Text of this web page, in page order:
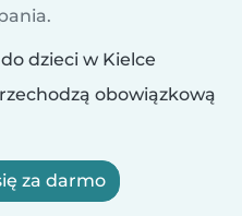
dzieci w Kielce
obowiązkową
za darmo